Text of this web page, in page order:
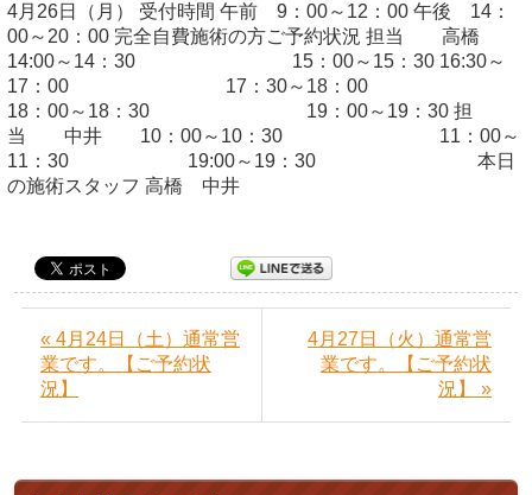
4月26日（月） 受付時間 午前 9：00～12：00 午後 14：
00～20：00 完全自費施術の方ご予約状況 担当 高橋
14:00～14：30 15：00～15：30 16:30～
17：00 17：30～18：00
18：00～18：30 19：00～19：30 担
当 中井 10：00～10：30 11：00～
11：30 19:00～19：30 本日
の施術スタッフ 高橋 中井
« 4月24日（土）通常営
業です。【ご予約状
況】
4月27日（火）通常営
業です。【ご予約状
況】 »